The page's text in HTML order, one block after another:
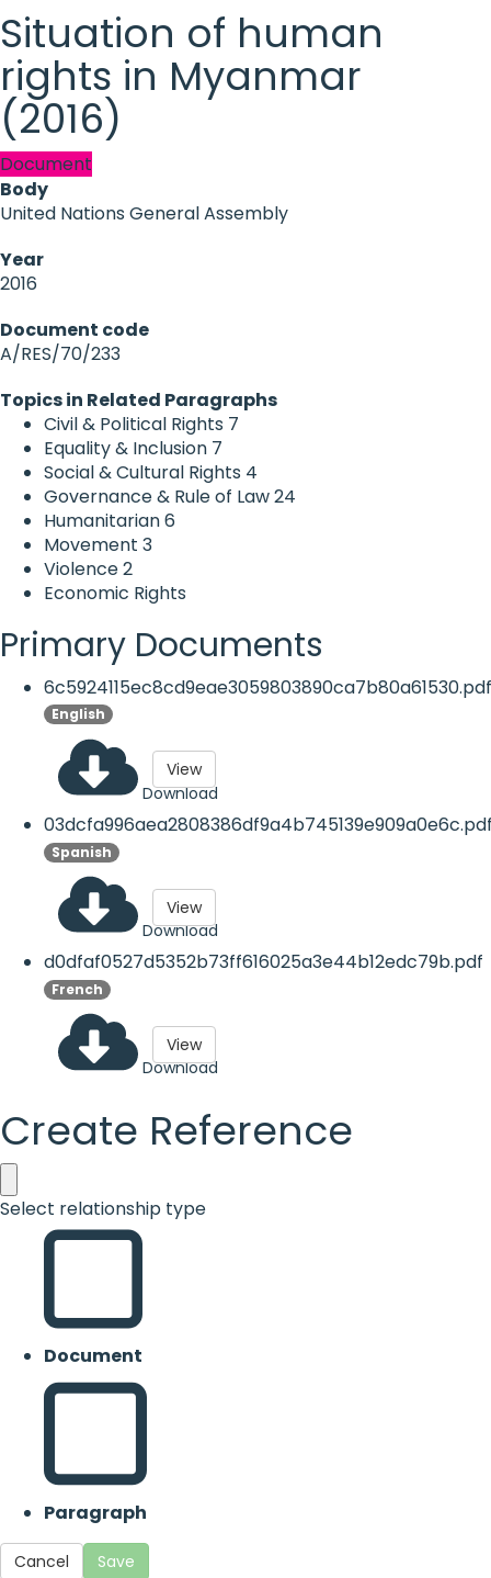
Situation of human
rights in Myanmar
(2016)
Document
Body
United Nations General Assembly
Year
2016
Document code
A/RES/70/233
Topics in Related Paragraphs
Civil & Political Rights 7
Equality & Inclusion 7
Social & Cultural Rights 4
Governance & Rule of Law24
Humanitarian6
Movement 3
Violence2
Economic Rights
Primary Documents
6c5924115ec8cd9eae3059803890ca7b80a61530.pdf
English
Download
View
Spanish
Download
View
d0dfaf0527d5352b73ff616025a3e44b12edc79b.pdf
French
Download
View
Create Reference
Select relationship type
Document
Paragraph
Cancel Save